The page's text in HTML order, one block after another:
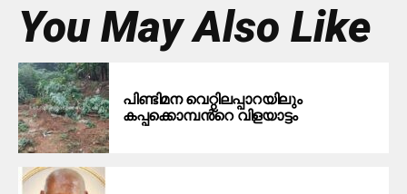
You May Also Like
പിണ്ടിമന വെറ്റിലപ്പാറയിലും
കപ്പക്കൊമ്പൻ്റെ വിളയാട്ടം